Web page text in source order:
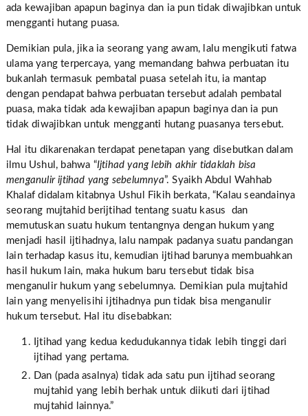
ada kewajiban apapun baginya dan ia pun tidak diwajibkan untuk
mengganti hutang puasa.
Demikian pula, jika ia seorang yang awam, lalu mengikuti fatwa
ulama yang terpercaya, yang memandang bahwa perbuatan itu
bukanlah termasuk pembatal puasa setelah itu, ia mantap
dengan pendapat bahwa perbuatan tersebut adalah pembatal
puasa, maka tidak ada kewajiban apapun baginya dan ia pun
tidak diwajibkan untuk mengganti hutang puasanya tersebut.
Hal itu dikarenakan terdapat penetapan yang disebutkan dalam
ilmu Ushul, bahwa “Ijtihad yang lebih akhir tidaklah bisa
menganulir ijtihad yang sebelumnya”. Syaikh Abdul Wahhab
Khalaf didalam kitabnya Ushul Fikih berkata, “Kalau seandainya
seorang mujtahid berijtihad tentang suatu kasus dan
memutuskan suatu hukum tentangnya dengan hukum yang
menjadi hasil ijtihadnya, lalu nampak padanya suatu pandangan
lain terhadap kasus itu, kemudian ijtihad barunya membuahkan
hasil hukum lain, maka hukum baru tersebut tidak bisa
menganulir hukum yang sebelumnya. Demikian pula mujtahid
lain yang menyelisihi ijtihadnya pun tidak bisa menganulir
hukum tersebut. Hal itu disebabkan:
Ijtihad yang kedua kedudukannya tidak lebih tinggi dari
ijtihad yang pertama.
Dan (pada asalnya) tidak ada satu pun ijtihad seorang
mujtahid yang lebih berhak untuk diikuti dari ijtihad
mujtahid lainnya.”